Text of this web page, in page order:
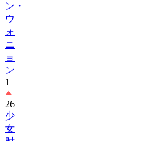
ン・
ウ
ォ
ニ
ョ
ン
1
26
少
女